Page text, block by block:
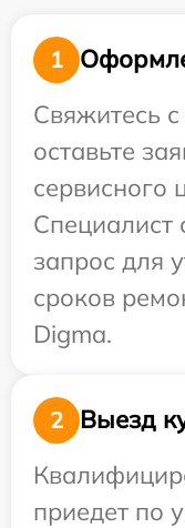
1
Свяжитесь
оставьте
сервисного
Специалист
запрос для
сроков
Digma.
2
Выезд
приедет по